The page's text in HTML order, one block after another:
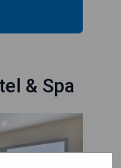
& Spa